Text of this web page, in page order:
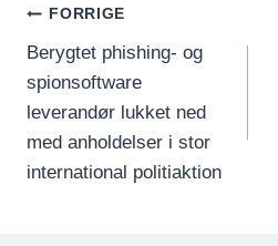
INDLÆGSNAVIGATION
FORRIGE
Berygtet phishing- og
spionsoftware
leverandør lukket ned
med anholdelser i stor
international politiaktion